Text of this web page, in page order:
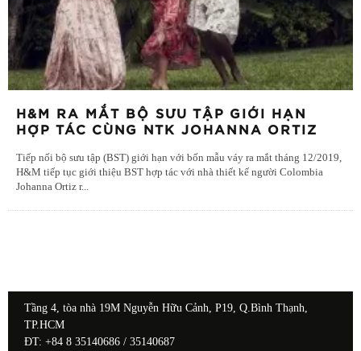
H&M RA MẮT BỘ SƯU TẬP GIỚI HẠN
HỢP TÁC CÙNG NTK JOHANNA ORTIZ
Tiếp nối bộ sưu tập (BST) giới hạn với bốn mẫu váy ra mắt tháng 12/2019,
H&M tiếp tục giới thiệu BST hợp tác với nhà thiết kế người Colombia
Johanna Ortiz r...
Tầng 4, tòa nhà 19M Nguyễn Hữu Cảnh, P19, Q.Bình Thạnh,
TP.HCM
ĐT: +84 8 35140686 / 35140687